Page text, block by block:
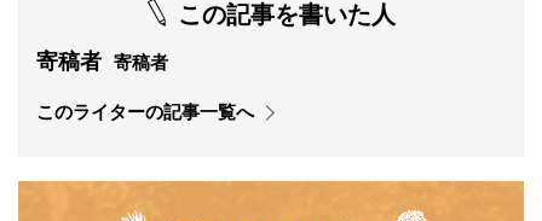
この記事を書いた人
寄稿者 寄稿者
このライターの記事一覧へ